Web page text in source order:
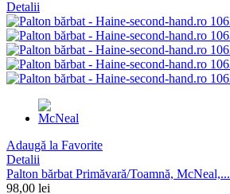
Detalii
Adaugă la Favorite
Detalii
Palton bărbat Primăvară/Toamnă, McNeal,...
98,00 lei